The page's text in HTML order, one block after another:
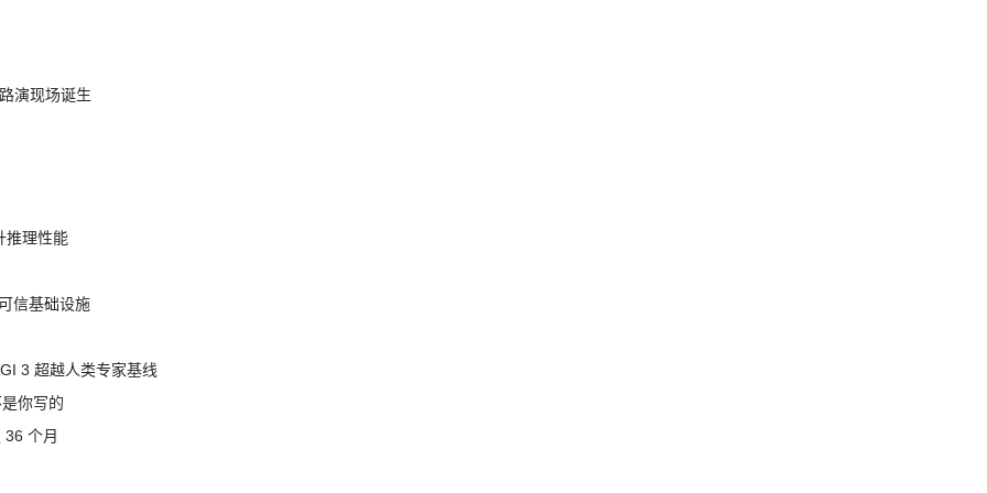
演现场诞生
推理性能
信基础设施
3 超越人类专家基线
你写的
个月